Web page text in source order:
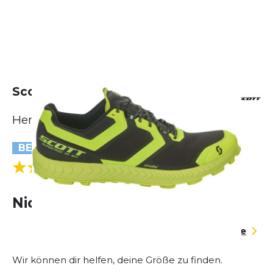
Scott Supertrac RC 2.0
Herren
BESTSELLER
5.0 (1 Bewertungen)
Nicht lieferbar
Größentabelle
Wir können dir helfen, deine Größe zu finden.